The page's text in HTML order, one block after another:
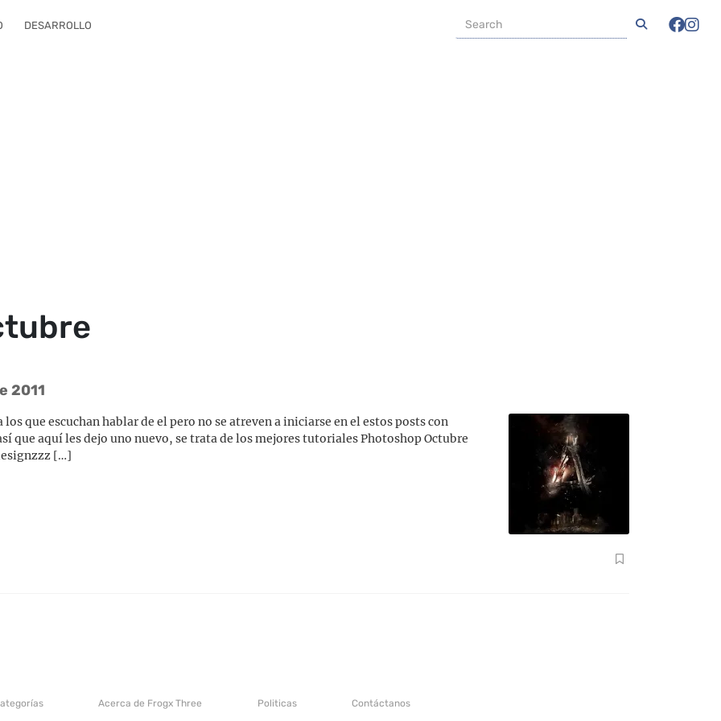
DESARROLLO
2011
que escuchan hablar de el pero no se atreven a iniciarse en el estos posts con
que aquí les dejo uno nuevo, se trata de los mejores tutoriales Photoshop Octubre
[…]
Acerca de Frogx Three Politicas Contáctanos